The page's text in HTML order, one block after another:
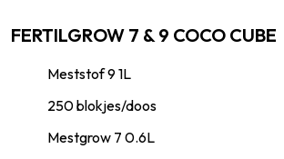
FERTILGROW 7 & 9 COCO CUBE
Meststof 9 1L
250 blokjes/doos
Mestgrow 7 0.6L